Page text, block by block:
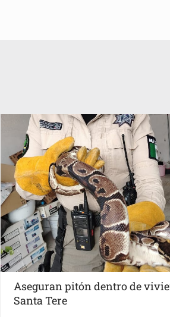
Aseguran pitón dentro de
Santa Tere